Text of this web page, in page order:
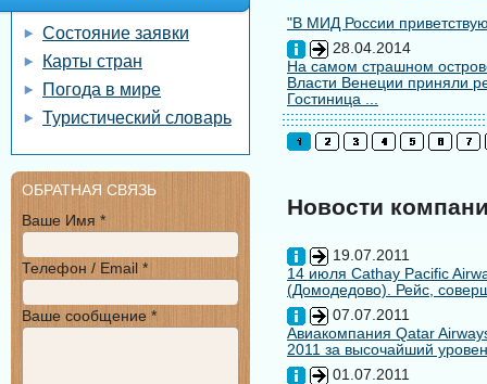
"В МИД России
28.04.2014
На самом страшном
Власти Венеции приняли
Гостиница ...
Новости
19.07.2011
14 июля Cathay Pacific
(Домодедово). Рейс,
07.07.2011
Авиакомпания Qatar
2011 за высочайший
01.07.2011
Состояние заявки
Карты стран
Погода в мире
Туристический словарь
ОБРАТНАЯ СВЯЗЬ
Ваше Имя *
Телефон / Email *
Ваше сообщение *